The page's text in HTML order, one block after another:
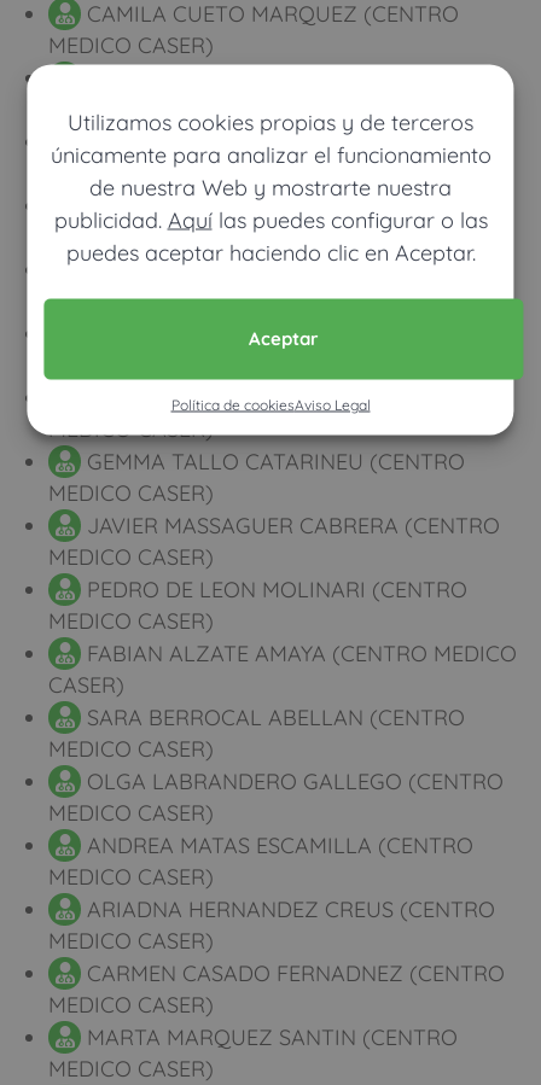
Utilizamos cookies propias y de terceros
únicamente para analizar el funcionamiento
de nuestra Web y mostrarte nuestra
publicidad. Aquílas puedes configurar o las
puedes aceptar haciendo clic en Aceptar.
Aceptar
Política de cookiesAviso Legal
CAMILA CUETO MARQUEZ (CENTRO
MEDICO CASER)
MEDICO CASER)
MARIA TERESA SANTAMARIA RODRIGUEZ
(CENTRO MEDICO CASER)
MARIA CURIESES LUENGO (CENTRO
MEDICO CASER)
ANE ALTUNA MONGELOS (CENTRO
MEDICO CASER)
SILVIA GARCIA-MATEOS MUÑOZ
CARLOS NIETO PEDREGAL (CENTRO
MEDICO CASER)
GEMMA TALLO CATARINEU (CENTRO
MEDICO CASER)
JAVIER MASSAGUER CABRERA (CENTRO
MEDICO CASER)
PEDRO DE LEON MOLINARI (CENTRO
MEDICO CASER)
FABIAN ALZATE AMAYA (CENTRO MEDICO
CASER)
SARA BERROCAL ABELLAN (CENTRO
MEDICO CASER)
OLGA LABRANDERO GALLEGO (CENTRO
MEDICO CASER)
ANDREA MATAS ESCAMILLA (CENTRO
MEDICO CASER)
ARIADNA HERNANDEZ CREUS (CENTRO
MEDICO CASER)
CARMEN CASADO FERNADNEZ (CENTRO
MEDICO CASER)
MARTA MARQUEZ SANTIN (CENTRO
MEDICO CASER)